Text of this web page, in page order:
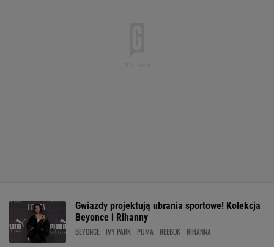
Gwiazdy projektują ubrania sportowe! Kolekcja
Beyonce i Rihanny
BEYONCE IVY PARK PUMA REEBOK RIHANNA